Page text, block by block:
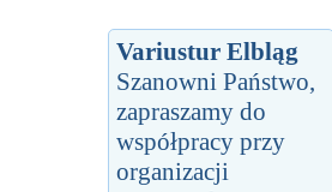
Variustur Elbląg
Szanowni Państwo,
zapraszamy do
współpracy przy
organizacji